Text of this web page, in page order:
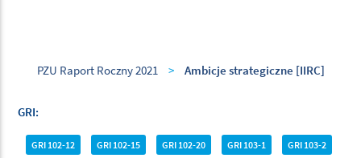
PZU Raport Roczny 2021 > Ambicje strategiczne [IIRC]
GRI
GRI 102-12 GRI 102-15 GRI 102-20 GRI 103-1 GRI 103-2